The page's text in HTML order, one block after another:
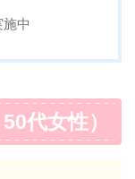
中
代女性）